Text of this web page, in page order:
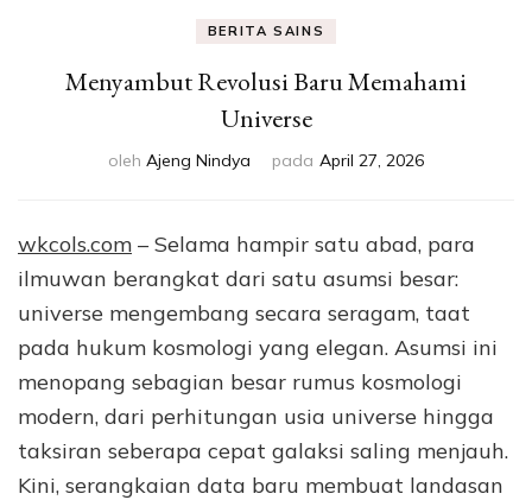
BERITA SAINS
Menyambut Revolusi Baru Memahami
Universe
oleh Ajeng Nindya pada April 27, 2026
wkcols.com – Selama hampir satu abad, para
ilmuwan berangkat dari satu asumsi besar:
universe mengembang secara seragam, taat
pada hukum kosmologi yang elegan. Asumsi ini
menopang sebagian besar rumus kosmologi
modern, dari perhitungan usia universe hingga
taksiran seberapa cepat galaksi saling menjauh.
Kini, serangkaian data baru membuat landasan